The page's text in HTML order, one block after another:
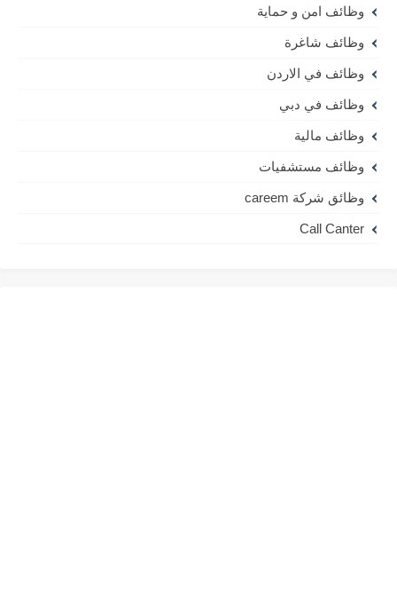
وظائف امن و حماية
وظائف شاغرة
وظائف في الاردن
وظائف في دبي
وظائف مالية
وظائف مستشفيات
وظائق شركة careem
Call Canter